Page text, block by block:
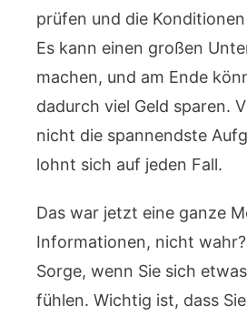
prüfen und die
Es kann einen großen
machen, und am Ende
dadurch viel Geld sparen.
nicht die spannendste
lohnt sich auf jeden Fall.
Das war jetzt eine ganze
Informationen, nicht
Sorge, wenn Sie sich
fühlen. Wichtig ist, dass